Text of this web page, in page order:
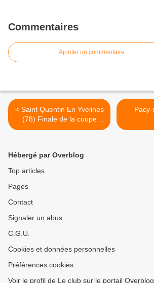
Commentaires
Ajouter un commentaire
< Saint Quentin En Yvelines
(78) Finale de la coupe
d'hiver sur piste:
Hébergé par Overblog
Top articles
Pages
Contact
Signaler un abus
C.G.U.
Cookies et données personnelles
Préférences cookies
Voir le profil de Le club sur le portail Overblog